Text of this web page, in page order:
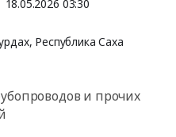
18.05.2026 03:30
Чокурдах, Республика Саха
и прочих